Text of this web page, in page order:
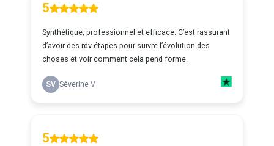
5
Synthétique, professionnel et efficace. C’est rassurant
d’avoir des rdv étapes pour suivre l’évolution des
choses et voir comment cela pend forme.
SV Séverine V
5